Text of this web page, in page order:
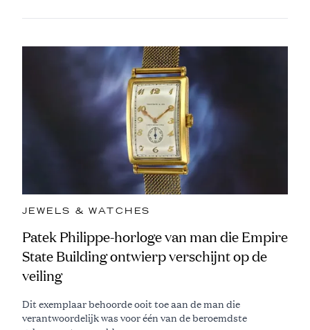
JEWELS & WATCHES
Patek Philippe-horloge van man die Empire
State Building ontwierp verschijnt op de
veiling
Dit exemplaar behoorde ooit toe aan de man die
verantwoordelijk was voor één van de beroemdste